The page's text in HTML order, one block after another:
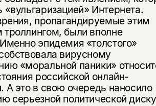
Интернета.
пропагандируемые этим
были вполне
эпидемия «толстого»
вирусному
«моральной паники»
российской онлайн-
А это в свою очередь наносило
серьезной политической